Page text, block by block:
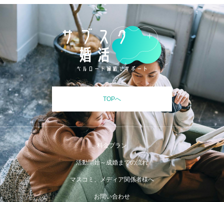
TOPへ
料金プラン
活動開始～成婚までの流れ
マスコミ、メディア関係者様へ
お問い合わせ